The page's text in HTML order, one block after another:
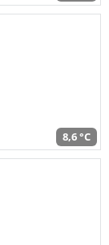
8,6 °C